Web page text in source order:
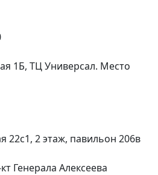
1Б, ТЦ Универсал. Место
22с1, 2 этаж, павильон 206в
Генерала Алексеева